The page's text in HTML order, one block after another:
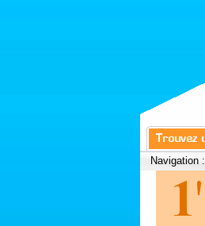
Navigation :